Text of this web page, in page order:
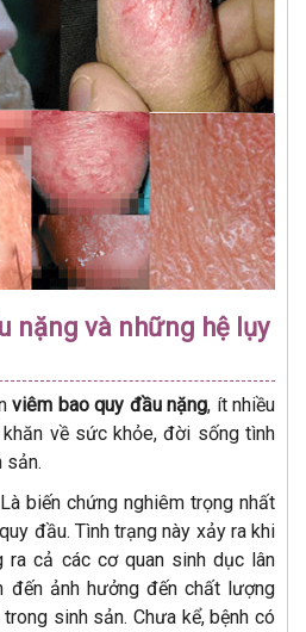
nặng và những hệ lụy
viêm bao quy đầu nặng, ít nhiều
về sức khỏe, đời sống tình
sản.
biến chứng nghiêm trọng nhất
đầu. Tình trạng này xảy ra khi
ra cả các cơ quan sinh dục lân
đến ảnh hưởng đến chất lượng
sinh sản. Chưa kể, bệnh có